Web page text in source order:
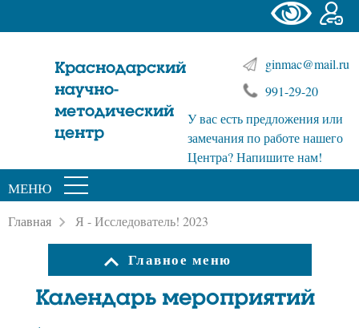
Краснодарский
научно-
методический
центр
ginmac@mail.ru
991-29-20
У вас есть предложения или
замечания по работе нашего
Центра? Напишите нам!
МЕНЮ
Главная Я - Исследователь! 2023
Главное меню
Календарь мероприятий